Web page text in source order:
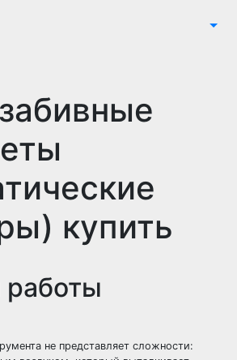
купить
не представляет сложности: